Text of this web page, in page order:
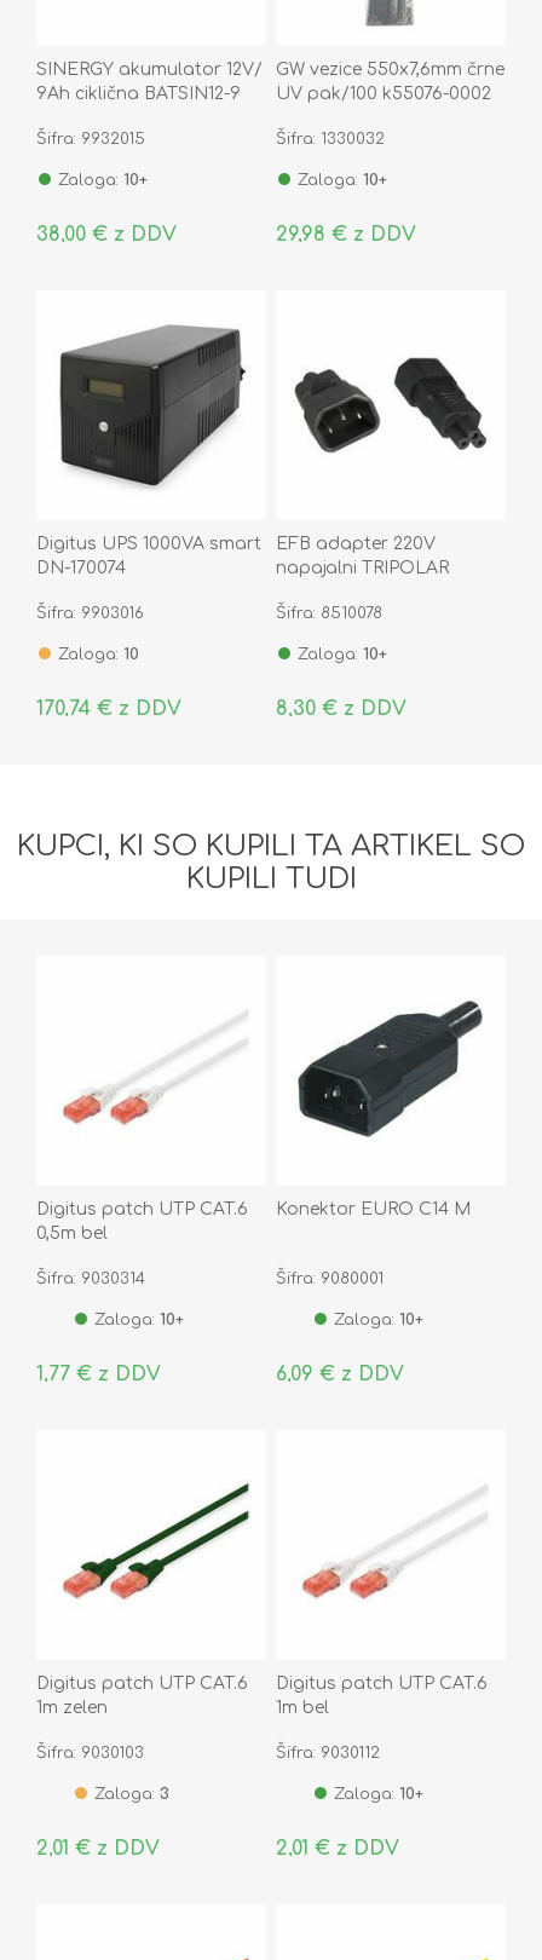
SINERGY akumulator 12V/
9Ah ciklična BATSIN12-9
Šifra: 9932015
Zaloga: 10+
38,00 € z DDV
GW vezice 550x7,6mm črne
UV pak/100 k55076-0002
Šifra: 1330032
Zaloga: 10+
29,98 € z DDV
Digitus UPS 1000VA smart
DN-170074
Šifra: 9903016
Zaloga: 10
170,74 € z DDV
EFB adapter 220V
napajalni TRIPOLAR
Šifra: 8510078
Zaloga: 10+
8,30 € z DDV
KUPCI, KI SO KUPILI TA ARTIKEL SO
KUPILI TUDI
Digitus patch UTP CAT.6
0,5m bel
Šifra: 9030314
Zaloga: 10+
1,77 € z DDV
Konektor EURO C14 M
Šifra: 9080001
Zaloga: 10+
6,09 € z DDV
Digitus patch UTP CAT.6
1m zelen
Šifra: 9030103
Zaloga: 3
2,01 € z DDV
Digitus patch UTP CAT.6
1m bel
Šifra: 9030112
Zaloga: 10+
2,01 € z DDV